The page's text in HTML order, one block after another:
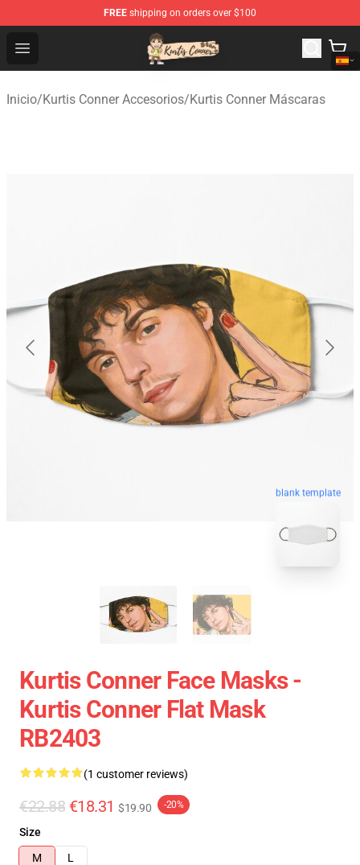
FREE shipping on orders over $100
Open menu
Kurtis Conner Store - Official Kurtis Conner Merchandise
Inicio/Kurtis Conner Accesorios/Kurtis Conner Máscaras
blank template
Kurtis Conner Face Masks -
Kurtis Conner Flat Mask
RB2403
(1 customer reviews)
€22.88 €18.31 $19.90 -20%
Size
M
L